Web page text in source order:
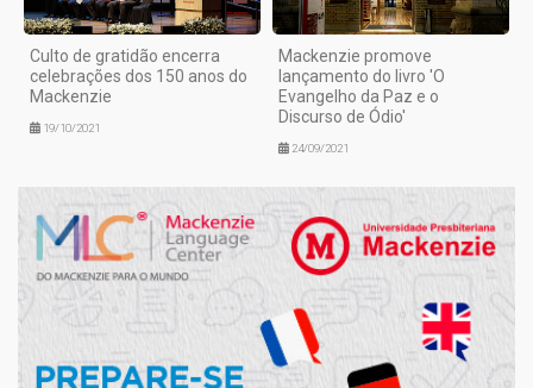
Culto de gratidão encerra
celebrações dos 150 anos do
Mackenzie
19/10/2021
Mackenzie promove
lançamento do livro 'O
Evangelho da Paz e o
Discurso de Ódio'
24/09/2021